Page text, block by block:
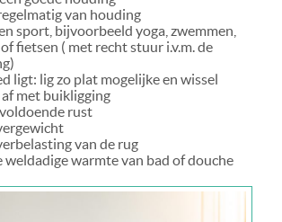
van houding
sport, bijvoorbeeld yoga, zwemmen,
fietsen ( met recht stuur i.v.m. de
ligt: lig zo plat mogelijke en wissel
met buikligging
rust
van de rug
weldadige warmte van bad of douche